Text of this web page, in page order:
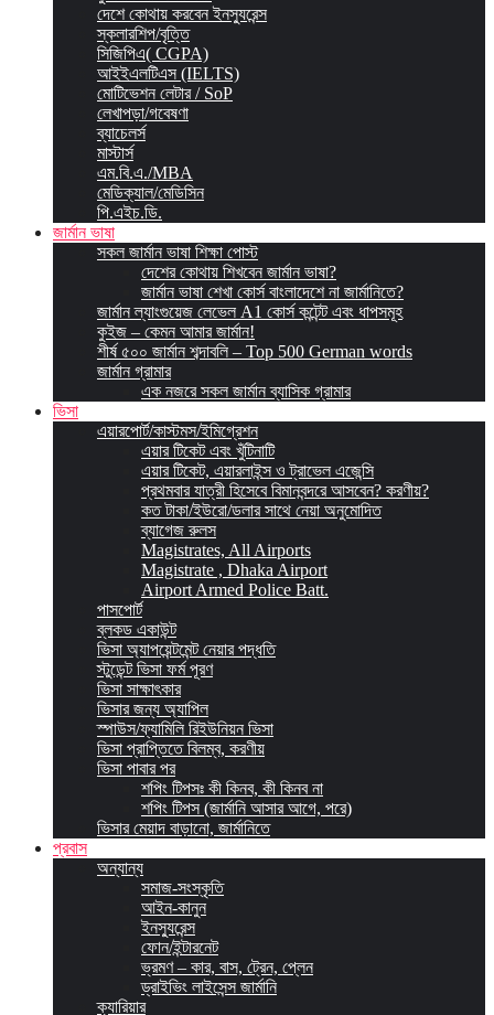
দেশে কোথায় করবেন ইনস্যুরেন্স
স্কলারশিপ/বৃত্তি
সিজিপিএ( CGPA)
আইইএলটিএস (IELTS)
মোটিভেশন লেটার / SoP
লেখাপড়া/গবেষণা
ব্যাচেলর্স
মাস্টার্স
এম.বি.এ./MBA
মেডিক্যাল/মেডিসিন
পি.এইচ.ডি.
জার্মান ভাষা
সকল জার্মান ভাষা শিক্ষা পোস্ট
দেশের কোথায় শিখবেন জার্মান ভাষা?
জার্মান ভাষা শেখা কোর্স বাংলাদেশে না জার্মানিতে?
জার্মান ল্যাংগুয়েজ লেভেল A1 কোর্স কন্টেন্ট এবং ধাপসমূহ
কুইজ – কেমন আমার জার্মান!
শীর্ষ ৫০০ জার্মান শব্দাবলি – Top 500 German words
জার্মান গ্রামার
এক নজরে সকল জার্মান ব্যাসিক গ্রামার
ভিসা
এয়ারপোর্ট/কাস্টমস/ইমিগ্রেশন
এয়ার টিকেট এবং খুঁটিনাটি
এয়ার টিকেট, এয়ারলাইন্স ও ট্রাভেল এজেন্সি
প্রথমবার যাত্রী হিসেবে বিমানবন্দরে আসবেন? করণীয়?
কত টাকা/ইউরো/ডলার সাথে নেয়া অনুমোদিত
ব্যাগেজ রুলস
Magistrates, All Airports
Magistrate , Dhaka Airport
Airport Armed Police Batt.
পাসপোর্ট
ব্লকড একাউন্ট
ভিসা অ্যাপয়েন্টমেন্ট নেয়ার পদ্ধতি
স্টুডেন্ট ভিসা ফর্ম পূরণ
ভিসা সাক্ষাৎকার
ভিসার জন্য অ্যাপিল
স্পাউস/ফ্যামিলি রিইউনিয়ন ভিসা
ভিসা প্রাপ্তিতে বিলম্ব, করণীয়
ভিসা পাবার পর
শপিং টিপসঃ কী কিনব, কী কিনব না
শপিং টিপস (জার্মানি আসার আগে, পরে)
ভিসার মেয়াদ বাড়ানো, জার্মানিতে
প্রবাস
অন্যান্য
সমাজ-সংস্কৃতি
আইন-কানুন
ইনস্যুরেন্স
ফোন/ইন্টারনেট
ভ্রমণ – কার, বাস, ট্রেন, প্লেন
ড্রাইভিং লাইসেন্স জার্মানি
ক্যারিয়ার